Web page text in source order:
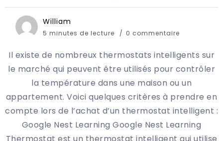
William
5 minutes de lecture 0 commentaire
Il existe de nombreux thermostats intelligents sur
le marché qui peuvent être utilisés pour contrôler
la température dans une maison ou un
appartement. Voici quelques critères à prendre en
compte lors de l’achat d’un thermostat intelligent :
Google Nest Learning Google Nest Learning